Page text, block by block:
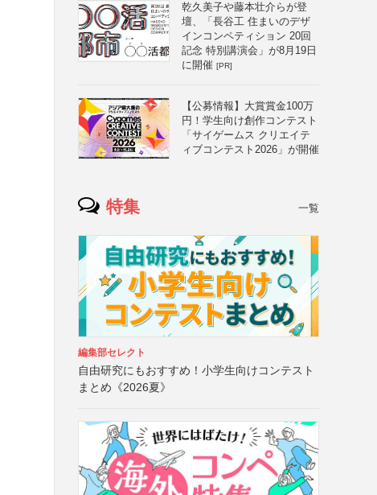
乾久美子や藤本壮介らが登
壇、「長谷工 住まいのデザ
インコンペティション 20回
記念 特別講演会」が8月19日
に開催 [PR]
【公募情報】大賞賞金100万
円！学生向け創作コンテスト
「サイゲームス クリエイテ
ィブコンテスト2026」が開催
特集 一覧
編集部セレクト
自由研究にもおすすめ！小学生向けコンテスト
まとめ《2026夏》